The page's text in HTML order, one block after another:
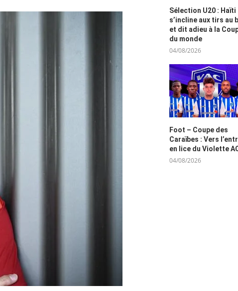
Sélection U20 : Haïti
s’incline aux tirs au
et dit adieu à la
du monde
04/08/2026
Foot – Coupe des
Caraïbes : Vers
en lice du Violette
04/08/2026